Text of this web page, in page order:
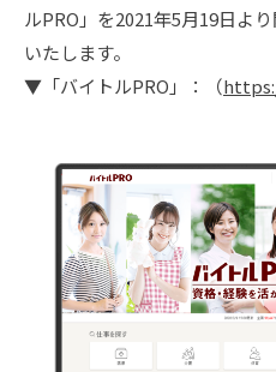
ルPRO」を2021年5月19日よ
いたします。
▼「バイトルPRO」：（